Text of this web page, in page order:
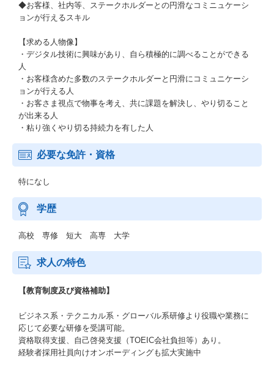
◆お客様、社内等、ステークホルダーとの円滑なコミニュケーシ
ョンが行えるスキル
【求める人物像】
・デジタル技術に興味があり、自ら積極的に調べることができる
人
・お客様含めた多数のステークホルダーと円滑にコミュニケーシ
ョンが行える人
・お客さま視点で物事を考え、共に課題を解決し、やり切ること
が出来る人
・粘り強くやり切る持続力を有した人
必要な免許・資格
特になし
学歴
高校 専修 短大 高専 大学
求人の特色
【教育制度及び資格補助】
ビジネス系・テクニカル系・グローバル系研修より役職や業務に
応じて必要な研修を受講可能。
資格取得支援、自己啓発支援（TOEIC会社負担等）あり。
経験者採用社員向けオンボーディングも拡大実施中